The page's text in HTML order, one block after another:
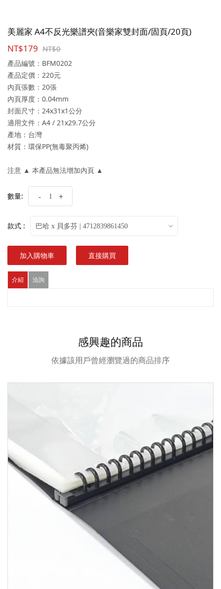
美麗家 A4不反光樂譜夾(音樂家雙封面/固頁/20頁)
NT$179 NT$0
產品編號：BFM0202
產品定價：220元
內頁張數：20張
內頁厚度：0.04mm
封面尺寸：24x31x1公分
適用文件：A4 / 21x29.7公分
產地：台灣
材質：環保PP(無毒聚丙烯)
注意 ▲ 本產品無法增加內頁 ▲
數量: - +
款式 : 巴哈 x 貝多芬 | 4712839861450
加入購物車 直接購買
介紹 洽詢
感興趣的商品
依據該用戶曾經瀏覽過的商品排序